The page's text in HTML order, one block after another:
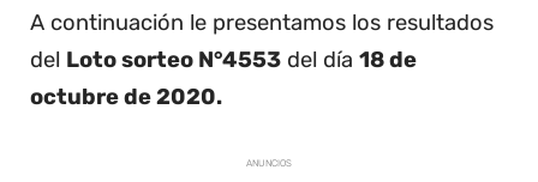
A continuación le presentamos los resultados
del Loto sorteo N°4553 del día 18 de
octubre de 2020.
ANUNCIOS